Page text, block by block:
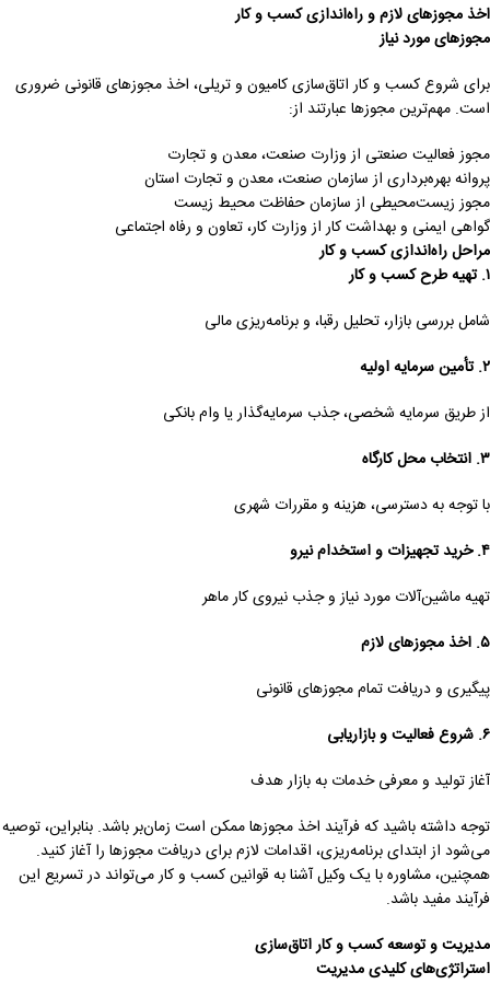
اخذ مجوزهای لازم و راه‌اندازی کسب و کار
مجوزهای مورد نیاز
برای شروع کسب و کار اتاق‌سازی کامیون و تریلی، اخذ مجوزهای قانونی ضروری
است. مهم‌ترین مجوزها عبارتند از:
مجوز فعالیت صنعتی از وزارت صنعت، معدن و تجارت
پروانه بهره‌برداری از سازمان صنعت، معدن و تجارت استان
مجوز زیست‌محیطی از سازمان حفاظت محیط زیست
گواهی ایمنی و بهداشت کار از وزارت کار، تعاون و رفاه اجتماعی
مراحل راه‌اندازی کسب و کار
۱.تهیه طرح کسب و کار
شامل بررسی بازار، تحلیل رقبا، و برنامه‌ریزی مالی
۲.تأمین سرمایه اولیه
از طریق سرمایه شخصی، جذب سرمایه‌گذار یا وام بانکی
۳. انتخاب محل کارگاه
با توجه به دسترسی، هزینه و مقررات شهری
۴.خرید تجهیزات و استخدام نیرو
تهیه ماشین‌آلات مورد نیاز و جذب نیروی کار ماهر
۵. اخذ مجوزهای لازم
پیگیری و دریافت تمام مجوزهای قانونی
۶. شروع فعالیت و بازاریابی
آغاز تولید و معرفی خدمات به بازار هدف
توجه داشته باشید که فرآیند اخذ مجوزها ممکن است زمان‌بر باشد. بنابراین، توصیه
می‌شود از ابتدای برنامه‌ریزی، اقدامات لازم برای دریافت مجوزها را آغاز کنید.
همچنین، مشاوره با یک وکیل آشنا به قوانین کسب و کار می‌تواند در تسریع این
فرآیند مفید باشد.
مدیریت و توسعه کسب و کار اتاق‌سازی
استراتژی‌های کلیدی مدیریت